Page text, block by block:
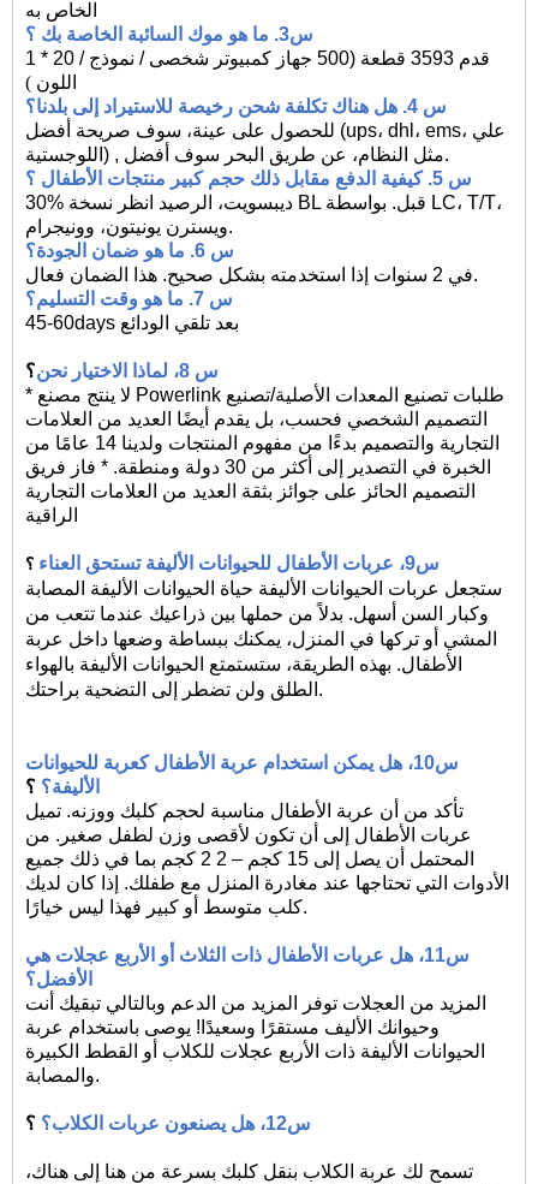
الخاص به
س3.
ما هو موك السائبة الخاصة بك ؟
1 * 20 قدم 3593 قطعة (500
جهاز كمبيوتر شخصى / نموذج /
اللون )
س 4. هل هناك تكلفة شحن رخيصة للاستيراد إلى بلدنا؟
للحصول على عينة، سوف صريحة أفضل (ups، dhl، ems، علي
اللوجستية) , مثلالنظام، عن طريق البحر سوف أفضل.
س 5. كيفية الدفع مقابل ذلك
حجم كبير منتجات الأطفال ؟
30% ديبسويت، الرصيد انظر نسخة BL قبل. بواسطة LC، T/T،
ويسترن يونيتون، وونيجرام.
س 6. ما هو ضمان الجودة؟
في 2
سنوات إذا استخدمته بشكل صحيح. هذا الضمان فعال.
س 7. ما هو وقت التسليم؟
45-60days بعد تلقي الودائع
س 8، لماذا الاختيار نحن؟
* لا ينتج مصنع Powerlink طلبات تصنيع المعدات الأصلية/تصنيع
التصميم الشخصي فحسب، بل يقدم أيضًا العديد من العلامات
التجارية والتصميم بدءًا من مفهوم المنتجات ولدينا 14 عامًا من
الخبرة في التصدير إلى أكثر من 30 دولة ومنطقة. * فاز فريق
التصميم الحائز على جوائز بثقة العديد من العلامات التجارية
الراقية
س9، عربات الأطفال للحيوانات الأليفة تستحق العناء ؟
ستجعل عربات الحيوانات الأليفة حياة الحيوانات الأليفة المصابة
وكبار السن أسهل. بدلاً من حملها بين ذراعيك عندما تتعب من
المشي أو تركها في المنزل، يمكنك ببساطة وضعها داخل عربة
الأطفال. بهذه الطريقة، ستستمتع الحيوانات الأليفة بالهواء
الطلق ولن تضطر إلى التضحية براحتك.
س10،
هل يمكن استخدام عربة الأطفال كعربة للحيوانات
الأليفة؟ ؟
تأكد من أن عربة الأطفال مناسبة لحجم كلبك ووزنه. تميل
عربات الأطفال إلى أن تكون لأقصى وزن لطفل صغير. من
المحتمل أن يصل إلى 15 كجم – 2
2 كجم بما في ذلك جميع
الأدوات التي تحتاجها عند مغادرة المنزل مع طفلك. إذا كان لديك
كلب متوسط ​​أو كبير فهذا ليس خيارًا.
س11،
هل عربات الأطفال ذات الثلاث أو الأربع عجلات هي
الأفضل؟
المزيد من العجلات توفر المزيد من الدعم وبالتالي تبقيك أنت
وحيوانك الأليف مستقرًا وسعيدًا! يوصى باستخدام عربة
الحيوانات الأليفة ذات الأربع عجلات للكلاب أو القطط الكبيرة
والمصابة.
س12، هل يصنعون عربات الكلاب؟ ؟
تسمح لك عربة الكلاب بنقل كلبك بسرعة من هنا إلى هناك،